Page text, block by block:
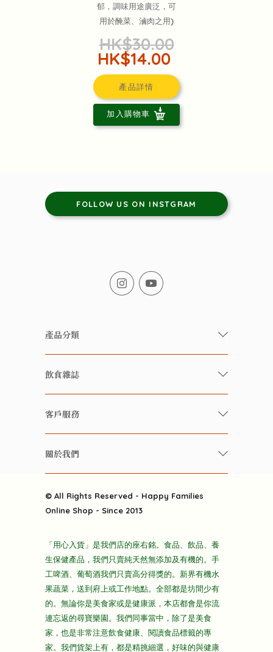
郁，調味用途廣泛，可
用於醃菜、滷肉之用)
HK$30.00
HK$14.00
產品詳情
加入購物車
FOLLOW US ON INSTGRAM
產品分類
有機/無農藥新鮮蔬果
有機 / 無添加飲品
養生保健好東西
酒類
雜貨部
折上折大特價
主頁
飲食雜誌
快樂家庭 飲食雜誌
雲南搜食記
粒粒皆辛苦
快樂電視台
客戶服務
常見問題
關於我們
送貨
隱私政策
© All Rights Reserved - Happy Families
Online Shop - Since 2013
「用心入貨」是我們店的座右銘。食品、飲品、養
生保健產品，我們只賣純天然無添加及有機的。手
工啤酒、葡萄酒我們只賣高分得獎的。新界有機水
果蔬菜，送到府上或工作地點。全部都是坊間少有
的。無論你是美食家或是健康派，本店都會是你流
連忘返的尋寶樂園。我們同事當中，除了是美食
家，也是非常注意飲食健康、閱讀食品標籤的專
家。我們貨架上有，都是精挑細選，好味的與健康